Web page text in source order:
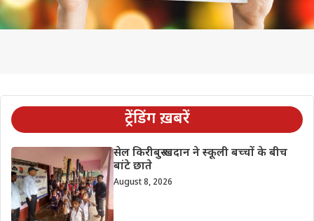
ट्रेंडिंग ख़बरें
सेल किरीबुरू खदान ने स्कूली बच्चों के बीच
बांटे छाते
August 8, 2026